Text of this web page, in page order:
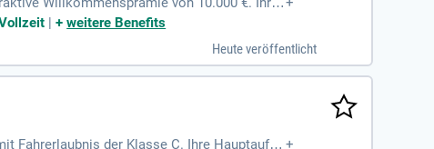
Materialpflege. Ideale Kandidaten haben ein
€ bei Baustelleneinsätzen sowie übertariflic
von flexiblen Arbeitsbedingungen!
|+weitere Benefits
Heute veröffentlicht
Fahrerlaubnis der Klasse C. Ihre Hauptaufga +